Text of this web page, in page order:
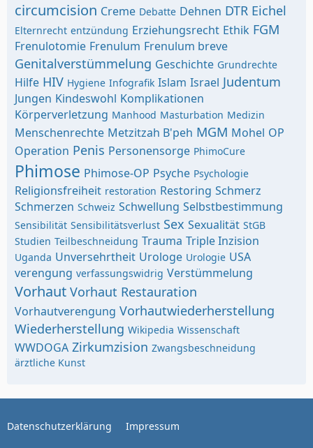
circumcision Creme Debatte Dehnen DTR Eichel
Elternrecht entzündung Erziehungsrecht Ethik FGM
Frenulotomie Frenulum Frenulum breve
Genitalverstümmelung Geschichte Grundrechte
Hilfe HIV Hygiene Infografik Islam Israel Judentum
Jungen Kindeswohl Komplikationen
Körperverletzung Manhood Masturbation Medizin
Menschenrechte Metzitzah B'peh MGM Mohel OP
Operation Penis Personensorge PhimoCure
Phimose Phimose-OP Psyche Psychologie
Religionsfreiheit restoration Restoring Schmerz
Schmerzen Schweiz Schwellung Selbstbestimmung
Sensibilität Sensibilitätsverlust Sex Sexualität StGB
Studien Teilbeschneidung Trauma Triple Inzision
Uganda Unversehrtheit Urologe Urologie USA
verengung verfassungswidrig Verstümmelung
Vorhaut Vorhaut Restauration
Vorhautverengung Vorhautwiederherstellung
Wiederherstellung Wikipedia Wissenschaft
WWDOGA Zirkumzision Zwangsbeschneidung
ärztliche Kunst
Datenschutzerklärung Impressum